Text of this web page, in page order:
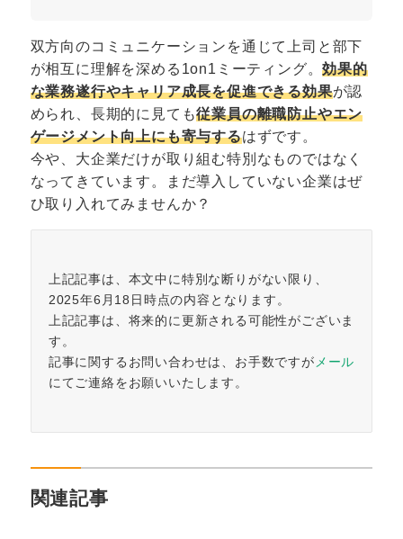
双方向のコミュニケーションを通じて上司と部下
が相互に理解を深める1on1ミーティング。効果的
な業務遂行やキャリア成長を促進できる効果が認
められ、長期的に見ても従業員の離職防止やエン
ゲージメント向上にも寄与するはずです。
今や、大企業だけが取り組む特別なものではなく
なってきています。まだ導入していない企業はぜ
ひ取り入れてみませんか？
上記記事は、本文中に特別な断りがない限り、
2025年6月18日時点の内容となります。
上記記事は、将来的に更新される可能性がございま
す。
記事に関するお問い合わせは、お手数ですが メール
にてご連絡をお願いいたします。
関連記事